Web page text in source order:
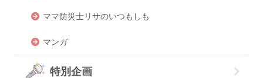
ママ防災士リサのいつもしも
マンガ
特別企画